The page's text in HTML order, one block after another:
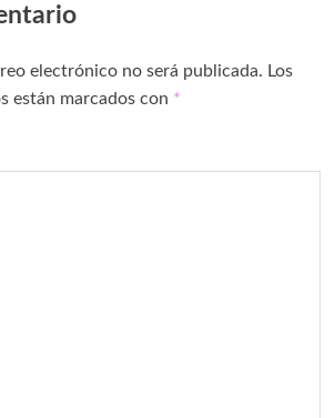
electrónico no será publicada. Los
están marcados con *